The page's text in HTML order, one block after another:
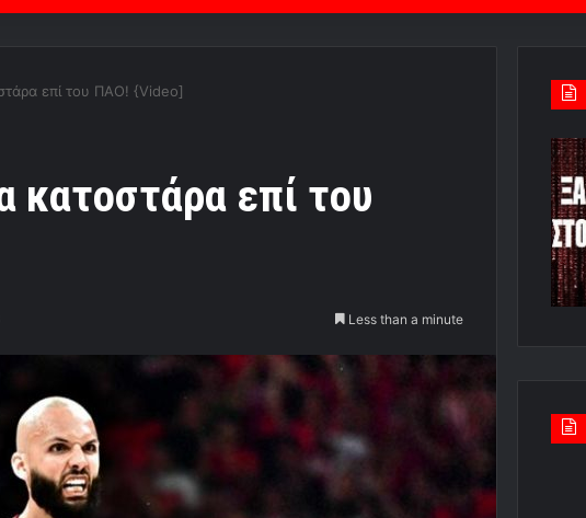
επί του ΠΑΟ! {Video]
κατοστάρα επί του
Less than a minute